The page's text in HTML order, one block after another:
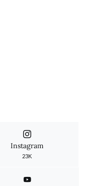
Instagram
23K